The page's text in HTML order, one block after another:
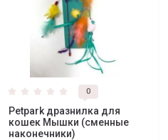
0
Petpark дразнилка для
кошек Мышки (сменные
наконечники)